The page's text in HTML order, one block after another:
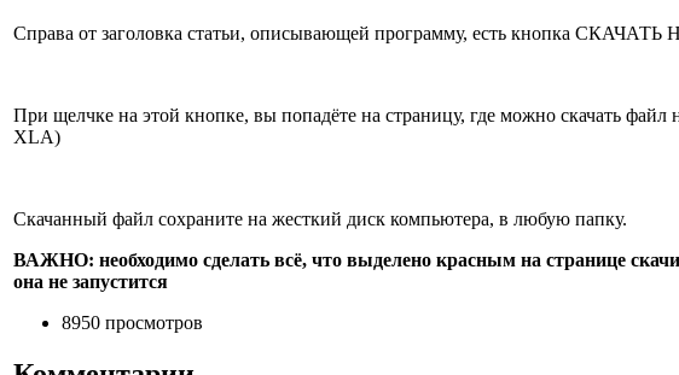
Справа от заголовка статьи, описывающей программу, есть кнопка
При щелчке на этой кнопке, вы попадёте на страницу, где можно скачать файл
XLA)
Скачанный файл сохраните на жесткий диск компьютера, в любую папку.
ВАЖНО: необходимо сделать всё, что выделено красным на странице
она не запустится
8950 просмотров